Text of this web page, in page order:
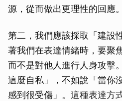
源，從而做出更理性的回應。
第二，我們應該採取「建設
著我們在表達情緒時，要聚
而不是對他人進行人身攻擊
這麼自私」，不如說「當你
感到很受傷」。這種表達方